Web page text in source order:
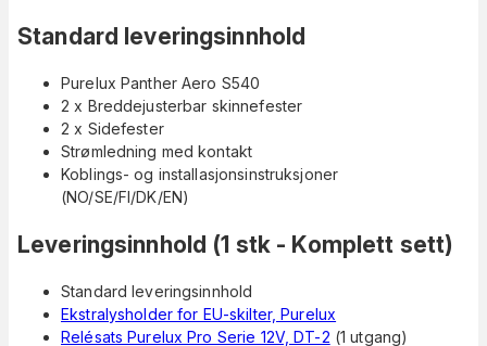
Standard leveringsinnhold
Purelux Panther Aero S540
2 x Breddejusterbar skinnefester
2 x Sidefester
Strømledning med kontakt
Koblings- og installasjonsinstruksjoner
(NO/SE/FI/DK/EN)
Leveringsinnhold (1 stk - Komplett sett)
Standard leveringsinnhold
Ekstralysholder for EU-skilter, Purelux
Relésats Purelux Pro Serie 12V, DT-2 (1 utgang)